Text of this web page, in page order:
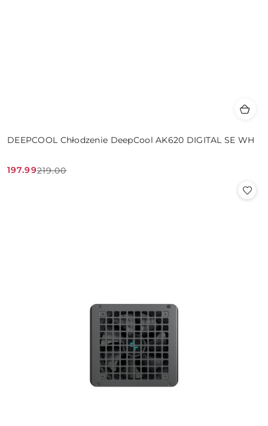
DEEPCOOL Chłodzenie DeepCool AK620 DIGITAL SE WH
Cena
197.99
Cena
219.00